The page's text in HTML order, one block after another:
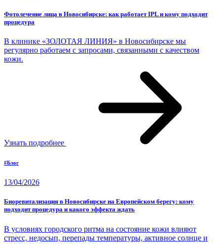
Фотолечение лица в Новосибирске: как работает IPL и кому подходит
процедура
В клинике «ЗОЛОТАЯ ЛИНИЯ» в Новосибирске мы
регулярно работаем с запросами, связанными с качеством
кожи.
Узнать подробнее
#Блог
13/04/2026
Биоревитализация в Новосибирске на Европейском берегу: кому
подходит процедура и какого эффекта ждать
В условиях городского ритма на состояние кожи влияют
стресс, недосып, перепады температуры, активное солнце и